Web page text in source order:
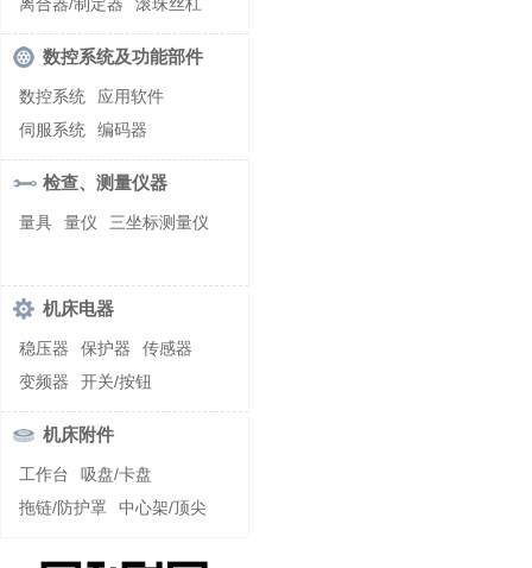
齿轮/减速器
数控系统及功能部件
数控系统
应用软件
伺服系统
编码器
检查、测量仪器
量具 量仪 三坐标测量仪
机床电器
稳压器 保护器
传感器
变频器
开关/按钮
机床附件
工作台
吸盘/卡盘
拖链/防护罩
中心架/顶尖